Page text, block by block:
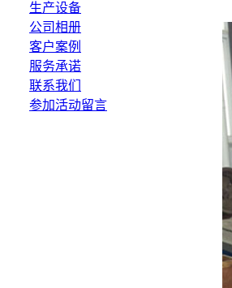
生产设备
公司相册
客户案例
服务承诺
联系我们
参加活动留言